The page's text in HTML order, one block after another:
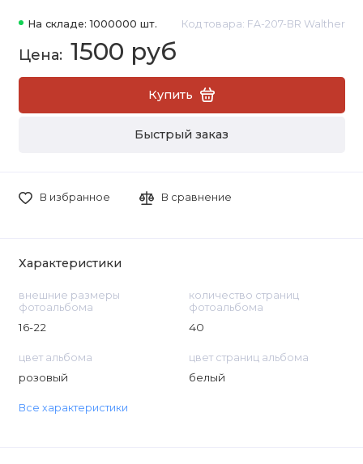
На складе: 1000000 шт. Код товара: FA-207-BR Walther
1500 руб
Купить
Быстрый заказ
В избранное В сравнение
Характеристики
внешние размеры
фотоальбома
16-22
количество страниц
фотоальбома
40
цвет альбома
розовый
цвет страниц альбома
белый
Все характеристики